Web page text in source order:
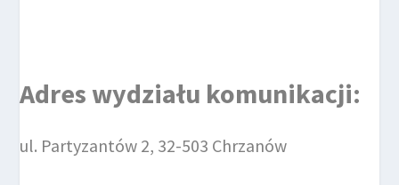
Adres wydziału komunikacji:
ul. Partyzantów 2, 32-503 Chrzanów